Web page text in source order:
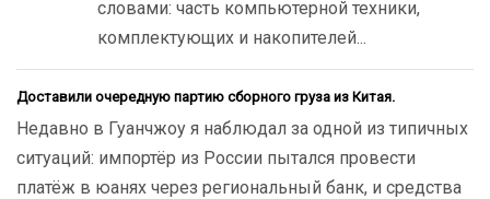
словами: часть компьютерной техники,
комплектующих и накопителей...
Доставили очередную партию сборного груза из Китая.
Недавно в Гуанчжоу я наблюдал за одной из типичных
ситуаций: импортёр из России пытался провести
платёж в юанях через региональный банк, и средства